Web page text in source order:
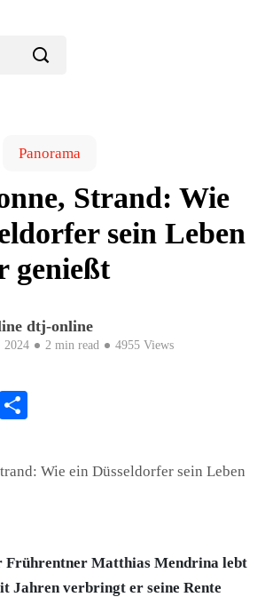
Panorama
Strand: Wie
sein Leben
genießt
dtj-online
2024 2 min read 4955 Views
Email
Frührentner Matthias Mendrina lebt
Jahren verbringt er seine Rente